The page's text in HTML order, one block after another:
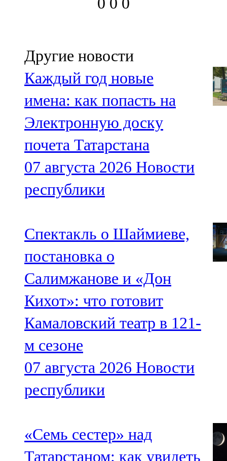
Другие новости
Каждый год новые
имена: как попасть на
Электронную доску
почета Татарстана
07 августа 2026 Новости
республики
Спектакль о Шаймиеве,
постановка о
Салимжанове и «Дон
Кихот»: что готовит
Камаловский театр в 121-
м сезоне
07 августа 2026 Новости
республики
«Семь сестер» над
Татарстаном: как увидеть